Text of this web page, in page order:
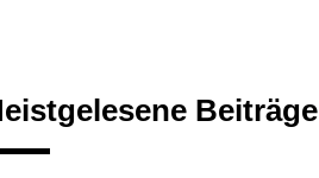
Beiträge